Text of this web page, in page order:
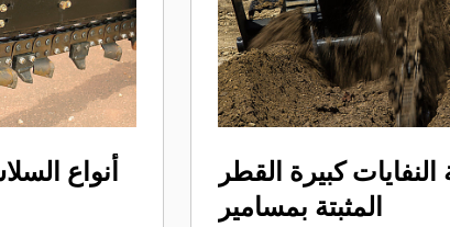
أنواع
النفايات كبيرة القطر
المثبتة بمسامير